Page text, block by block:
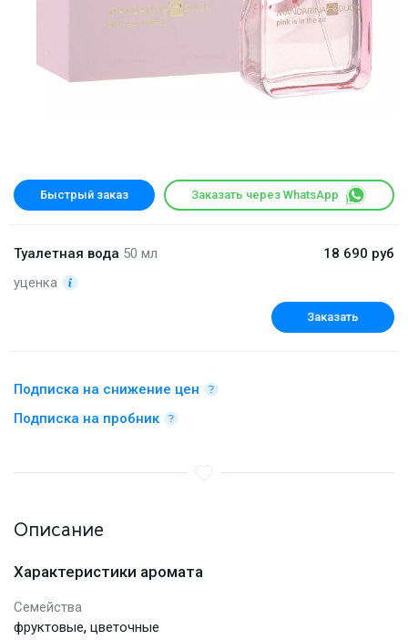
Быстрый заказ Заказать через WhatsApp
Туалетная вода 50 мл
уценка
18 690 руб
Заказать
Подписка на снижение цен
Подписка на пробник
Описание
Характеристики аромата
Семейства
фруктовые, цветочные